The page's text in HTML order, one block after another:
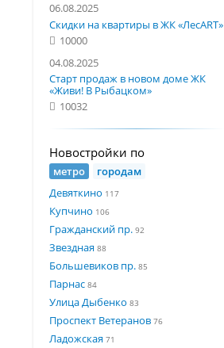
06.08.2025
Скидки на квартиры в ЖК «ЛесART»
10000
04.08.2025
Старт продаж в новом доме ЖК
«Живи! В Рыбацком»
10032
Новостройки по
метро
городам
Девяткино 117
Купчино 106
Гражданский пр. 92
Звездная 88
Большевиков пр. 85
Парнас 84
Улица Дыбенко 83
Проспект Ветеранов 76
Ладожская 71